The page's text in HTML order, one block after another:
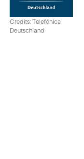
Credits: Telefónica
Deutschland